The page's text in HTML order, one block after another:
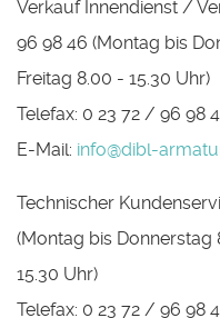
Verkauf Innendienst /
96 98 46 (Montag bis
Freitag 8.00 - 15.30 Uhr)
Telefax: 0 23 72 / 96 98
E-Mail: info@dibl-
Technischer
(Montag bis Donnerstag
15.30 Uhr)
Telefax: 0 23 72 / 96 98